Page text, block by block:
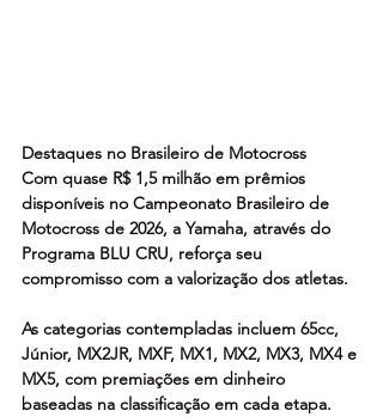
Destaques no Brasileiro de Motocross
Com quase R$ 1,5 milhão em prêmios
disponíveis no Campeonato Brasileiro de
Motocross de 2026, a Yamaha, através do
Programa BLU CRU, reforça seu
compromisso com a valorização dos atletas.
As categorias contempladas incluem 65cc,
Júnior, MX2JR, MXF, MX1, MX2, MX3, MX4 e
MX5, com premiações em dinheiro
baseadas na classificação em cada etapa.